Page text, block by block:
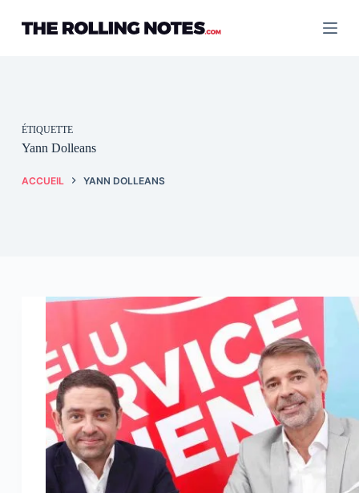
contenu
ÉTIQUETTE
Yann Dolleans
ACCUEIL YANN DOLLEANS